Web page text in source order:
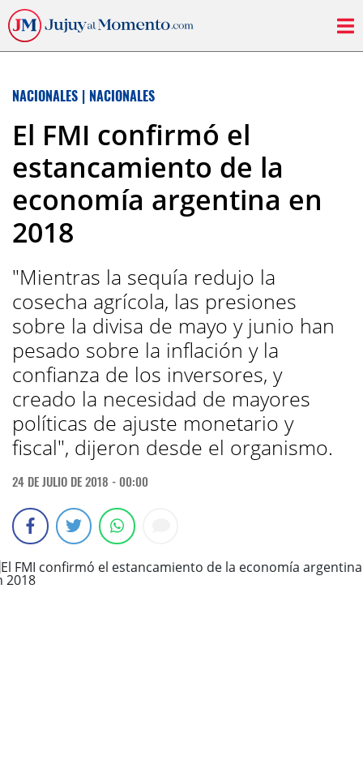
NACIONALES | NACIONALES
El FMI confirmó el
estancamiento de la
economía argentina en
2018
"Mientras la sequía redujo la
cosecha agrícola, las presiones
sobre la divisa de mayo y junio han
pesado sobre la inflación y la
confianza de los inversores, y
creado la necesidad de mayores
políticas de ajuste monetario y
fiscal", dijeron desde el organismo.
24 DE JULIO DE 2018 - 00:00